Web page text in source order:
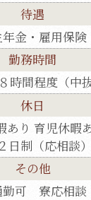
待遇
金・雇用保険
勤務時間
時間程度（中
休日
あり 育児休暇
日制（応相談）
その他
勤可 寮応相談